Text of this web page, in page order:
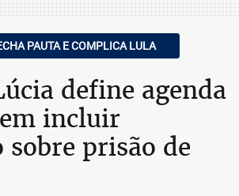
PAUTA E COMPLICA LULA
define agenda
incluir
sobre prisão de